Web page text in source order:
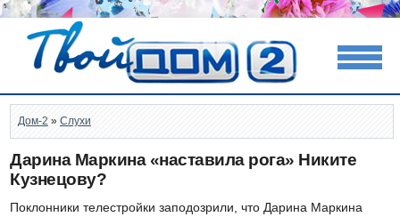
Дом-2 » Слухи
Дарина Маркина «наставила рога» Никите
Кузнецову?
Поклонники телестройки заподозрили, что Дарина Маркина